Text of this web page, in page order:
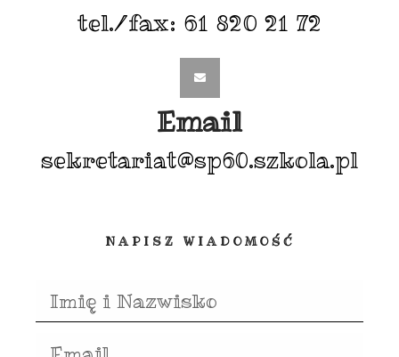
tel./fax: 61 820 21 72
Email
sekretariat@sp60.szkola.pl
NAPISZ WIADOMOŚĆ